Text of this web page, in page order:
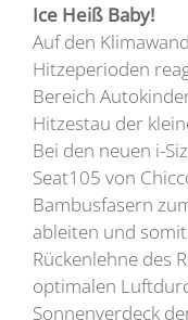
Ice Heiß Baby!
Auf den
Hitzeperioden
Bereich
Hitzestau der
Bei den neuen i-
Seat105 von
Bambusfasern
ableiten und
Rückenlehne des
optimalen
Sonnenverdeck